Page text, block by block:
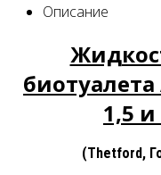
Описание
биотуалета
1,5 и
(Thetford,